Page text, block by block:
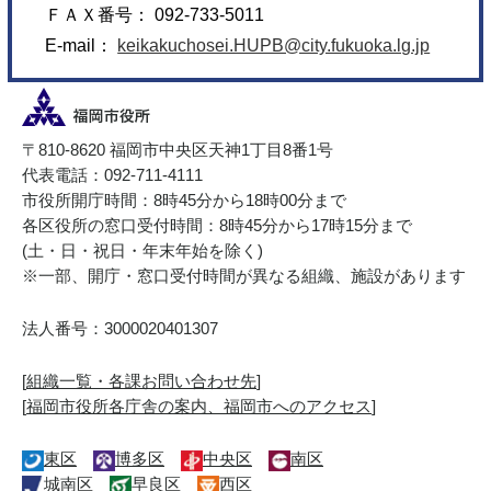
ＦＡＸ番号： 092-733-5011
E-mail：
keikakuchosei.HUPB@city.fukuoka.lg.jp
〒810-8620 福岡市中央区天神1丁目8番1号
代表電話：092-711-4111
市役所開庁時間：8時45分から18時00分まで
各区役所の窓口受付時間：8時45分から17時15分まで
(土・日・祝日・年末年始を除く)
※一部、開庁・窓口受付時間が異なる組織、施設があります
法人番号：3000020401307
[組織一覧・各課お問い合わせ先]
[福岡市役所各庁舎の案内、福岡市へのアクセス]
東区 博多区 中央区
南区
城南区
早良区 西区